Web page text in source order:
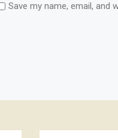
Save my name, email, and